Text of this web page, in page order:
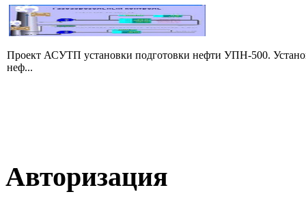
Проект АСУТП установки подготовки нефти УПН-500.
неф...
Авторизация